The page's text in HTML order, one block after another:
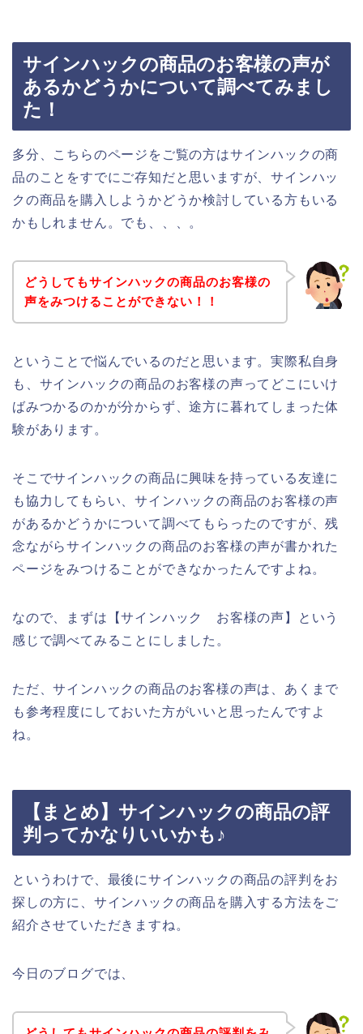
サインハックの商品のお客様の声が
あるかどうかについて調べてみまし
た！
多分、こちらのページをご覧の方はサインハックの商
品のことをすでにご存知だと思いますが、サインハッ
クの商品を購入しようかどうか検討している方もいる
かもしれません。でも、、、。
どうしてもサインハックの商品のお客様の
声をみつけることができない！！
ということで悩んでいるのだと思います。実際私自身
も、サインハックの商品のお客様の声ってどこにいけ
ばみつかるのかが分からず、途方に暮れてしまった体
験があります。
そこでサインハックの商品に興味を持っている友達に
も協力してもらい、サインハックの商品のお客様の声
があるかどうかについて調べてもらったのですが、残
念ながらサインハックの商品のお客様の声が書かれた
ページをみつけることができなかったんですよね。
なので、まずは【サインハック お客様の声】という
感じで調べてみることにしました。
ただ、サインハックの商品のお客様の声は、あくまで
も参考程度にしておいた方がいいと思ったんですよ
ね。
【まとめ】サインハックの商品の評
判ってかなりいいかも♪
というわけで、最後にサインハックの商品の評判をお
探しの方に、サインハックの商品を購入する方法をご
紹介させていただきますね。
今日のブログでは、